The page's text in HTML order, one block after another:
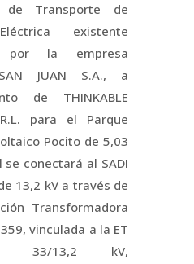
de Transporte de
existente
por la empresa
SAN JUAN S.A., a
de THINKABLE
para el Parque
Pocito de 5,03
se conectará al SADI
13,2 kV a través de
Transformadora
vinculada a la ET
33/13,2 kV,